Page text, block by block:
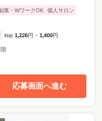
業・WワークOK
個人サロン
時給 1,226円 ~ 1,400円
応募画面へ進む